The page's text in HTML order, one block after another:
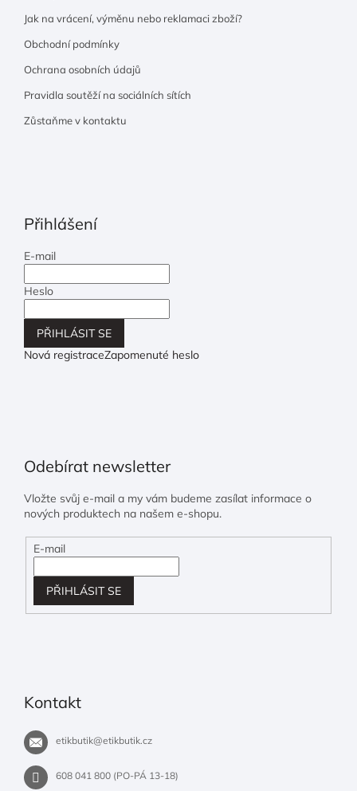
Jak na vrácení, výměnu nebo reklamaci zboží?
Obchodní podmínky
Ochrana osobních údajů
Pravidla soutěží na sociálních sítích
Zůstaňme v kontaktu
Přihlášení
E-mail
Heslo
PŘIHLÁSIT SE
Nová registraceZapomenuté heslo
Odebírat newsletter
Vložte svůj e-mail a my vám budeme zasílat informace o
nových produktech na našem e-shopu.
E-mail
PŘIHLÁSIT SE
Kontakt
etikbutik@etikbutik.cz
608 041 800 (PO-PÁ 13-18)